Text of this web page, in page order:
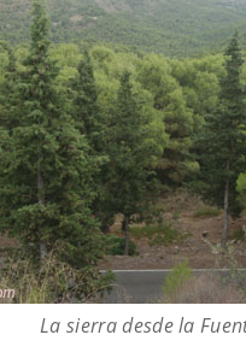
La sierra desde la